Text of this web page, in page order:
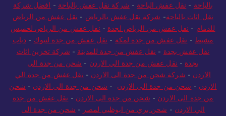
بالباحة - نقل عفش الباحة - شركة نقل عفش بالباحة - افضل شركة
نقل اثاث بالباحة- شركة نقل عفش بالرياض - نقل عفش من الرياض
للدمام - نقل عفش من الرياض لجدة - نقل عفش من الرياض لخميس
مشيط - نقل عفش من جدة لمكة - نقل عفش من جدة لتبوك - دباب
نقل عفش بجدة - نقل عفش من جدة للمدينة - شركة تخزين اثاث
بجدة - نقل عفش من جدة الي الاردن - شحن من جدة الى
الاردن - شركة شحن من جدة الى الاردن - نقل عفش من جدة الي
الاردن - شحن من جدة الى الاردن - شحن من جدة الى الاردن - شحن
من جدة الى الاردن - شحن من جدة الى الاردن - نقل عفش من جدة
الي الاردن - شحن بري من ابوظبي لمصر - شحن من جدة الى